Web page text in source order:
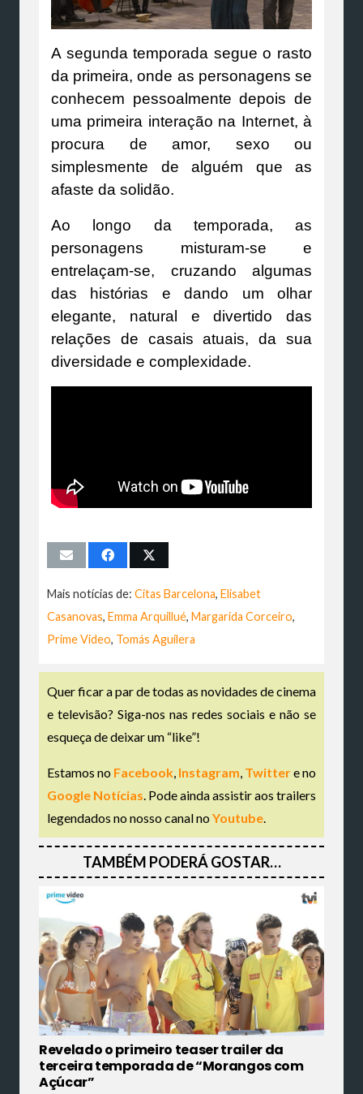
A segunda temporada segue o rasto
da primeira, onde as personagens se
conhecem pessoalmente depois de
uma primeira interação na Internet, à
procura de amor, sexo ou
simplesmente de alguém que as
afaste da solidão.
Ao longo da temporada, as
personagens misturam-se e
entrelaçam-se, cruzando algumas
das histórias e dando um olhar
elegante, natural e divertido das
relações de casais atuais, da sua
diversidade e complexidade.
Mais notícias de: Citas Barcelona, Elisabet
Casanovas, Emma Arquillué, Margarida Corceiro,
Prime Video, Tomás Aguilera
Quer ficar a par de todas as novidades de cinema
e televisão? Siga-nos nas redes sociais e não se
esqueça de deixar um “like”!
Estamos no Facebook Instagram Twittere no
Google Notícias . Pode ainda assistir aos trailers
legendados no nosso canal noYoutube
TAMBÉM PODERÁ GOSTAR…
Revelado o primeiro teaser trailer da
terceira temporada de “Morangos com
Açúcar”